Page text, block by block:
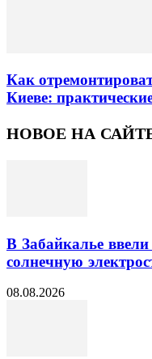
Как
Киеве:
НОВОЕ НА
В Забайкалье
солнечную
08.08.2026